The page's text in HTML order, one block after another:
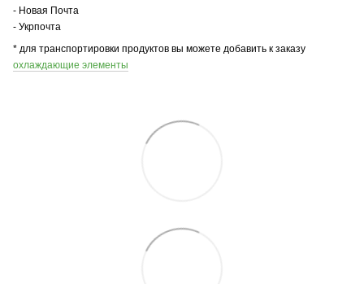
- Новая Почта
- Укрпочта
* для транспортировки продуктов вы можете добавить к заказу
охлаждающие элементы